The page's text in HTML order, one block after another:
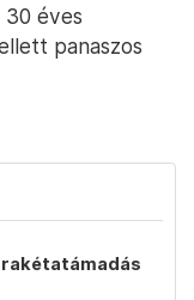
éves
panaszos